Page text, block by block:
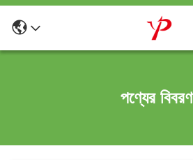
পণ্যের বিবরণ